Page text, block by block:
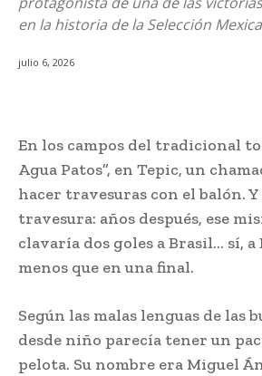
en la historia de la Selección
julio 6, 2026
En los campos del tradicional
Agua Patos”, en Tepic, un
hacer travesuras con el balón.
travesura: años después, ese
clavaría dos goles a Brasil… sí,
menos que en una final.
Según las malas lenguas de las
desde niño parecía tener un
pelota. Su nombre era Miguel